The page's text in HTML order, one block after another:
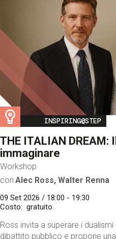
Image
INSPIRING@STEP
THE ITALIAN DREAM:
immaginare
Workshop
con Alec Ross, Walter Renna
09 Set 2026 / 18:00 - 19:30
Costo
gratuito
Ross invita a superare i
dibattito pubblico e propone